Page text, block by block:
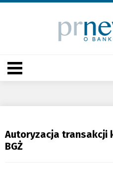
Autoryzacja transakcji
BGŻ